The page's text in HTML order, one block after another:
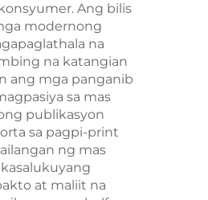
Ang bilis
modernong
na
na katangian
ang mga panganib
sa mas
publikasyon
sa pagpi-print
ng mas
at maliit na